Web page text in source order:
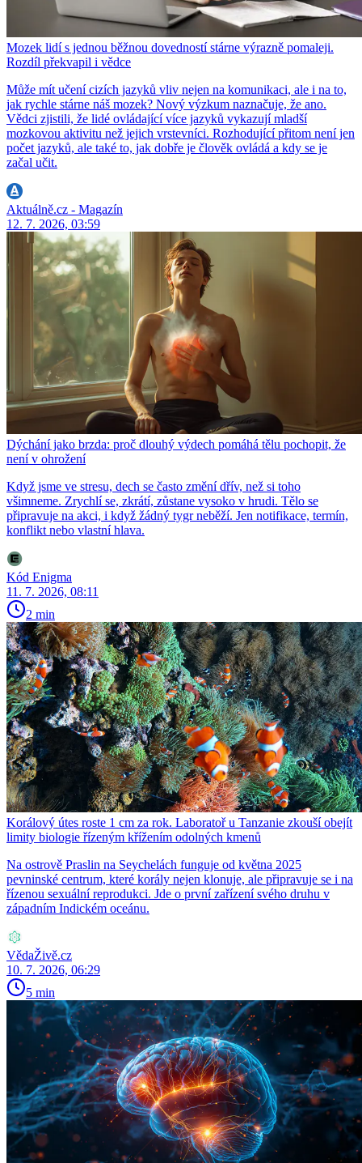
Mozek lidí s jednou běžnou dovedností stárne výrazně pomaleji.
Rozdíl překvapil i vědce
Může mít učení cizích jazyků vliv nejen na komunikaci, ale i na to,
jak rychle stárne náš mozek? Nový výzkum naznačuje, že ano.
Vědci zjistili, že lidé ovládající více jazyků vykazují mladší
mozkovou aktivitu než jejich vrstevníci. Rozhodující přitom není jen
počet jazyků, ale také to, jak dobře je člověk ovládá a kdy se je
začal učit.
Aktuálně.cz - Magazín
12. 7. 2026, 03:59
Dýchání jako brzda: proč dlouhý výdech pomáhá tělu pochopit, že
není v ohrožení
Když jsme ve stresu, dech se často změní dřív, než si toho
všimneme. Zrychlí se, zkrátí, zůstane vysoko v hrudi. Tělo se
připravuje na akci, i když žádný tygr neběží. Jen notifikace, termín,
konflikt nebo vlastní hlava.
Kód Enigma
11. 7. 2026, 08:11
2 min
Korálový útes roste 1 cm za rok. Laboratoř u Tanzanie zkouší obejít
limity biologie řízeným křížením odolných kmenů
Na ostrově Praslin na Seychelách funguje od května 2025
pevninské centrum, které korály nejen klonuje, ale připravuje se i na
řízenou sexuální reprodukci. Jde o první zařízení svého druhu v
západním Indickém oceánu.
VědaŽivě.cz
10. 7. 2026, 06:29
5 min